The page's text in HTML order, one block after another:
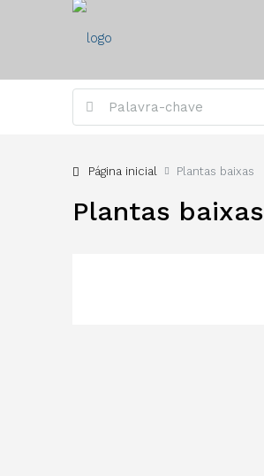
Página inicial Plantas baixas
Plantas baixas